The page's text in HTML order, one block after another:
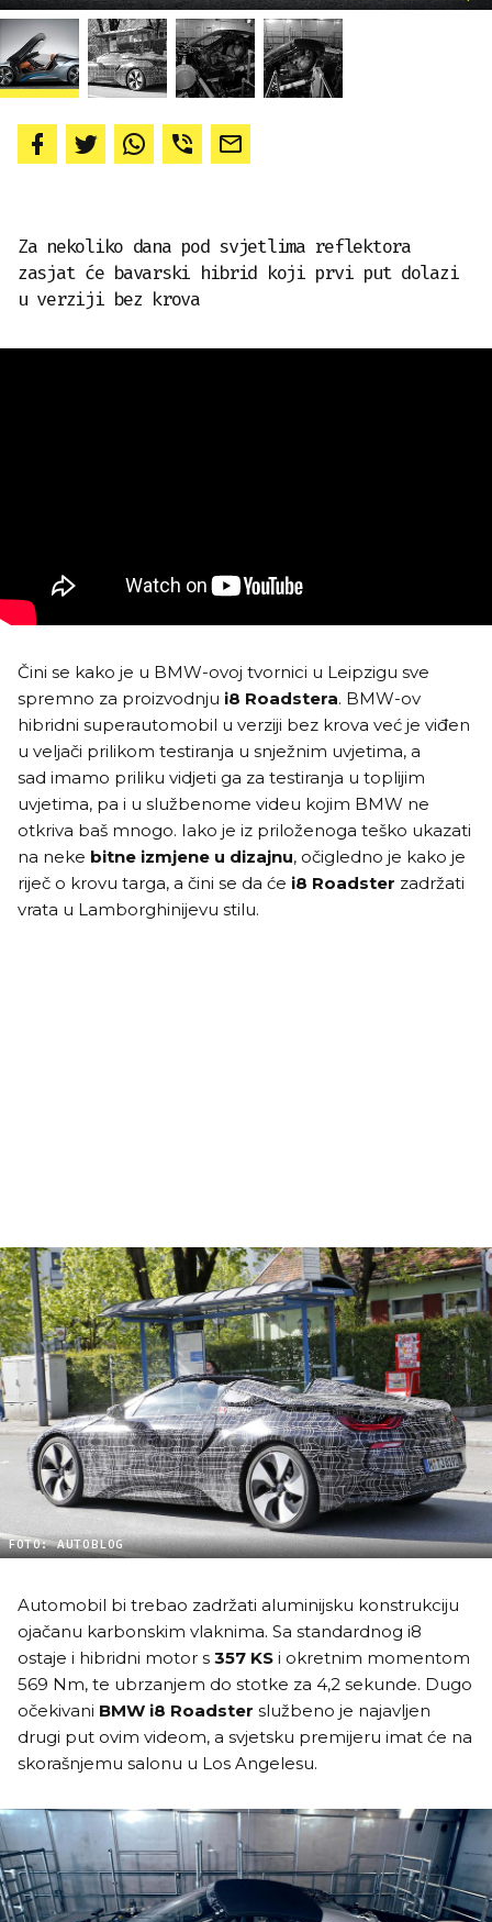
Za nekoliko dana pod svjetlima reflektora
zasjat će bavarski hibrid koji prvi put dolazi
u verziji bez krova
Čini se kako je u BMW-ovoj tvornici u Leipzigu sve
spremno za proizvodnju i8 Roadstera. BMW-ov
hibridni superautomobil u verziji bez krova već je viđen
u veljači prilikom testiranja u snježnim uvjetima, a
sad imamo priliku vidjeti ga za testiranja u toplijim
uvjetima, pa i u službenome videu kojim BMW ne
otkriva baš mnogo. Iako je iz priloženoga teško ukazati
na neke bitne izmjene u dizajnu, očigledno je kako je
riječ o krovu targa, a čini se da će i8 Roadster zadržati
vrata u Lamborghinijevu stilu.
FOTO: AUTOBLOG
Automobil bi trebao zadržati aluminijsku konstrukciju
ojačanu karbonskim vlaknima. Sa standardnog i8
ostaje i hibridni motor s 357 KS i okretnim momentom
569 Nm, te ubrzanjem do stotke za 4,2 sekunde. Dugo
očekivani BMW i8 Roadster službeno je najavljen
drugi put ovim videom, a svjetsku premijeru imat će na
skorašnjemu salonu u Los Angelesu.